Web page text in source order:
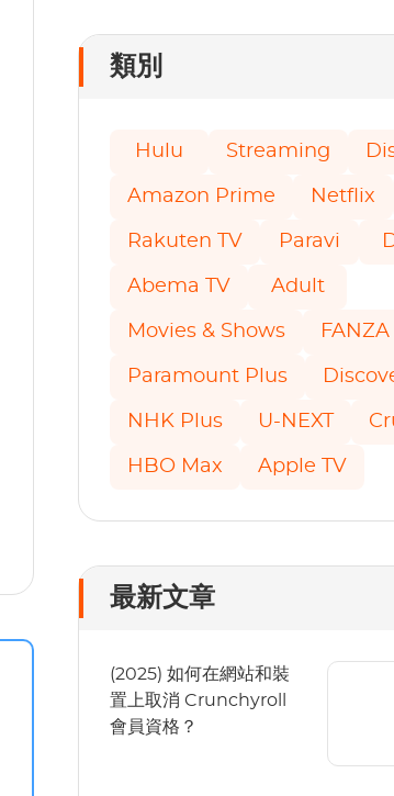
類別
Hulu Streaming
Amazon Prime Netflix
Rakuten TV Paravi
Abema TV Adult
Movies & Shows FANZA
Paramount Plus
NHK Plus U-NEXT
HBO Max Apple TV
最新文章
(2025) 如何在網站和裝
置上取消 Crunchyroll
會員資格？